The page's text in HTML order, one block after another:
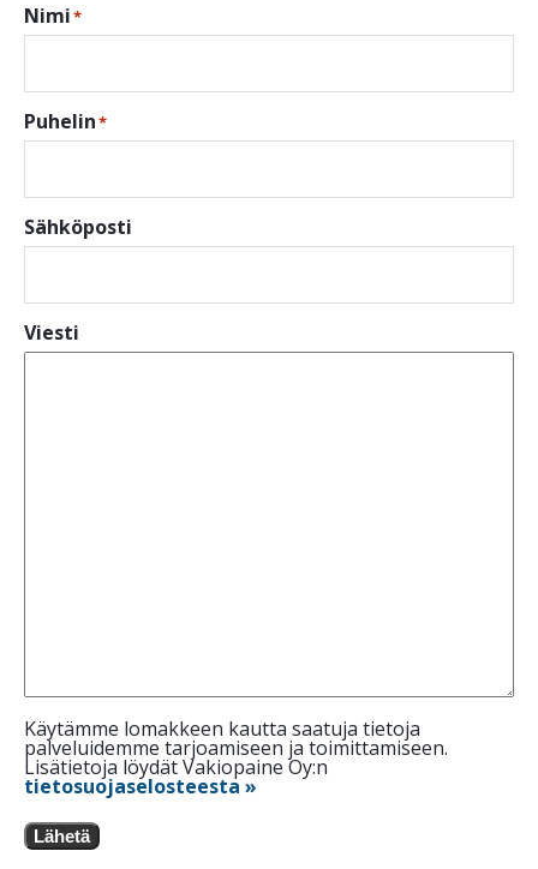
Nimi*
Puhelin*
Sähköposti
Viesti
Käytämme lomakkeen kautta saatuja tietoja
palveluidemme tarjoamiseen ja toimittamiseen.
Lisätietoja löydät Vakiopaine Oy:n
tietosuojaselosteesta »
Lähetä